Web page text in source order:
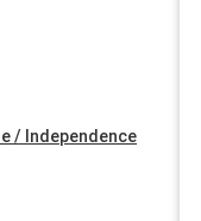
/ Independence